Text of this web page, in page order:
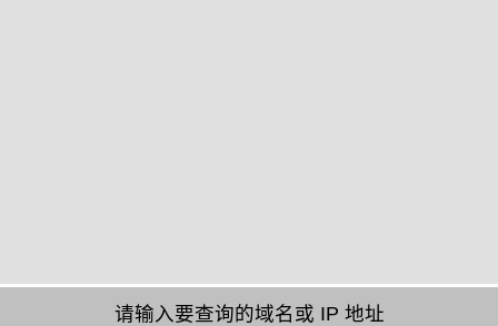
请输入要查询的域名或 IP 地址